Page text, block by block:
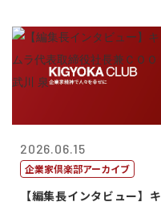
2026.06.15
企業家倶楽部アーカイブ
【編集長インタビュー】キ